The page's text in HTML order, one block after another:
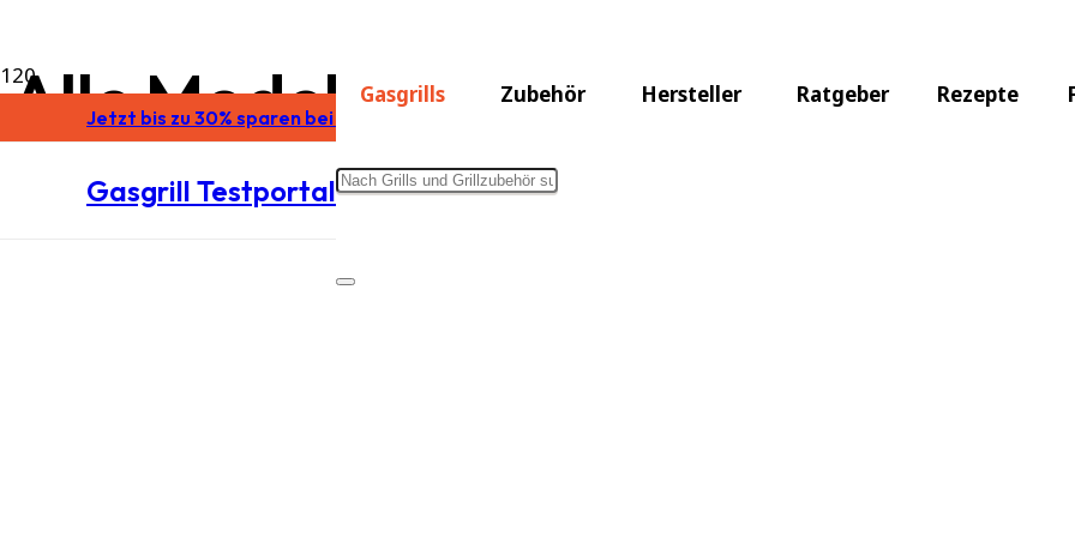
Jetzt bis zu 30% sparen bei Burnhard
Gasgrill Testportal
Gasgrills Zubehör Hersteller Ratgeber Rezepte
Alle Modelle in der Übersicht
Tauchen Sie ein in unsere vielfältige Auswahl an Gasgrills. Um schnell das Passende zu finden, nutzen Sie